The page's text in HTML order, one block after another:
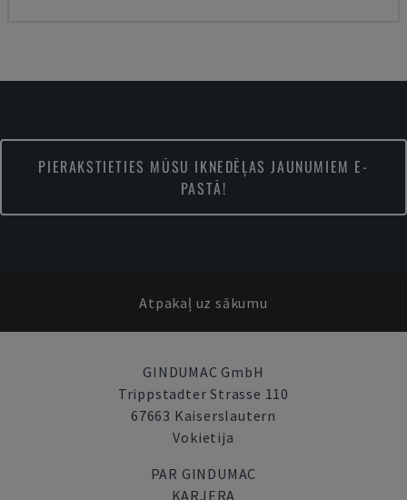
PIERAKSTIETIES MŪSU IKNEDĒĻAS JAUNUMIEM E-
PASTĀ!
Atpakaļ uz sākumu
GINDUMAC GmbH
Trippstadter Strasse 110
67663 Kaiserslautern
Vokietija
PAR GINDUMAC
KARJERA